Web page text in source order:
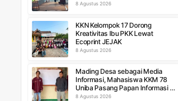
8 Agustus 2026
KKN Kelompok 17 Dorong
Kreativitas Ibu PKK Lewat
Ecoprint JEJAK
8 Agustus 2026
Mading Desa sebagai Media
Informasi, Mahasiswa KKM 78
Uniba Pasang Papan Informasi di
Kantor Desa
8 Agustus 2026